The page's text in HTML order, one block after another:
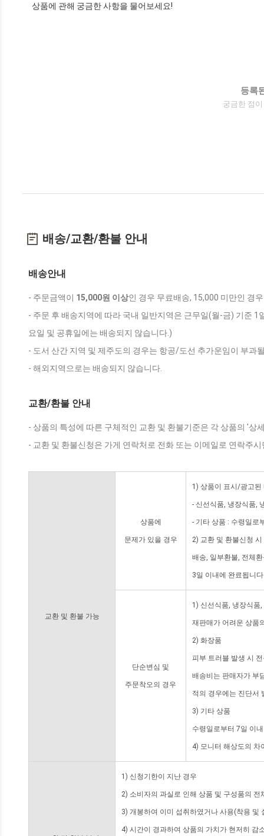
상품에 관해 궁금한 사항을 물어보세요!
등록
궁금한 점
배송/교환/환불 안내
배송안내
- 주문금액이 15,000원 이상인 경우 무료배송, 15,000 미만인 경
- 주문 후 배송지역에 따라 국내 일반지역은 근무일(월-금) 기준
요일 및 공휴일에는 배송되지 않습니다.)
- 도서 산간 지역 및 제주도의 경우는 항공/도선 추가운임이 부과
- 해외지역으로는 배송되지 않습니다.
교환/환불 안내
- 상품의 특성에 따른 구체적인 교환 및 환불기준은 각 상품의 '상
- 교환 및 환불신청은 가게 연락처로 전화 또는 이메일로 연락주
교환 및 환불 가능
상품에
문제가 있을 경우
1) 상품이 표시/광고된
- 신선식품, 냉장식품,
- 기타 상품 : 수령일로
2) 교환 및 환불신청
배송, 일부환불, 전체
3일 이내에 완료됩니
단순변심 및
주문착오의 경우
1) 신선식품, 냉장식품
재판매가 어려운 상품
2) 화장품
피부 트러블 발생 시
배송비는 판매자가 부
적의 경우에는 진단서
3) 기타 상품
수령일로부터 7일 이
4) 모니터 해상도의 차
1) 신청기한이 지난 경우
2) 소비자의 과실로 인해 상품 및 구성품의
3) 개봉하여 이미 섭취하였거나 사용(착용 및
4) 시간이 경과하여 상품의 가치가 현저히 감